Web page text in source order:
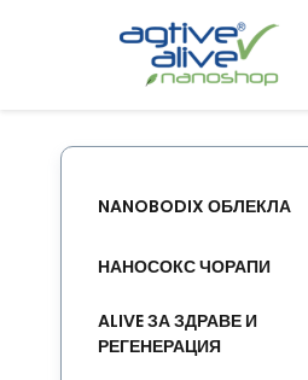
NANOBODIX ОБЛЕКЛА
НАНОСОКС ЧОРАПИ
ALIVE ЗА ЗДРАВЕ И
РЕГЕНЕРАЦИЯ